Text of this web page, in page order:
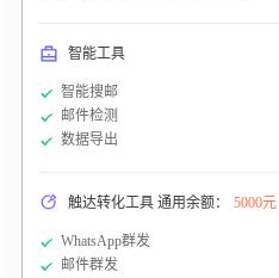
智能工具
智能搜邮
邮件检测
数据导出
触达转化工具 通用余额： 5000元
WhatsApp群发
邮件群发